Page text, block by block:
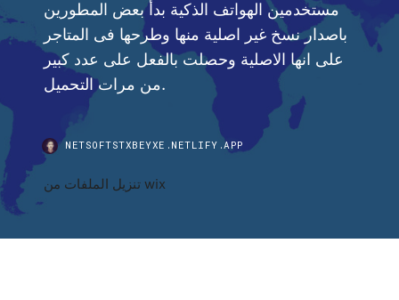
مستخدمين الهواتف الذكية بدأ بعض المطورين
باصدار نسخ غير اصلية منها وطرحها فى المتاجر
على انها الاصلية وحصلت بالفعل على عدد كبير
من مرات التحميل.
NETSOFTSTXBEYXE.NETLIFY.APP
تنزيل الملفات من wix